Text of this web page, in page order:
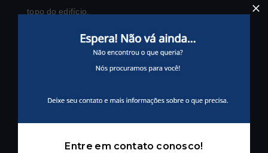
topo do edifício.
Fitness & Wellness
Academia equipada com aparelhos de última geração.
Coworking moderno para quem trabalha em casa com
Conveniência 24h
Entre em contato conosco!